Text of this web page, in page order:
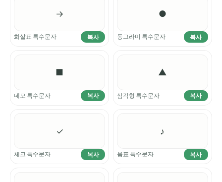
→
화살표 특수문자 복사
●
동그라미 특수문자 복사
■
네모 특수문자 복사
▲
삼각형 특수문자 복사
✓
체크 특수문자 복사
♪
음표 특수문자 복사